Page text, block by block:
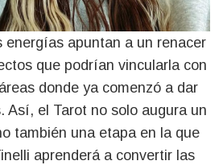
energías apuntan a un renacer
que podrían vincularla con
donde ya comenzó a dar
Así, el Tarot no solo augura un
también una etapa en la que
aprenderá a convertir las